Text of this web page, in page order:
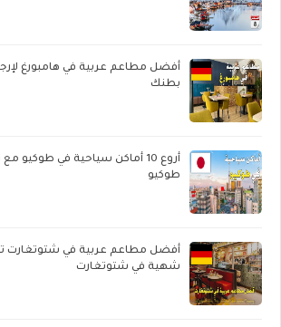
أفضل مطاعم عربية في هامبورغ
بطنك
أروع 10 أماكن سياحية في طوكيو
طوكيو
أفضل مطاعم عربية في شتوتغارت
شهية في شتوتغارت